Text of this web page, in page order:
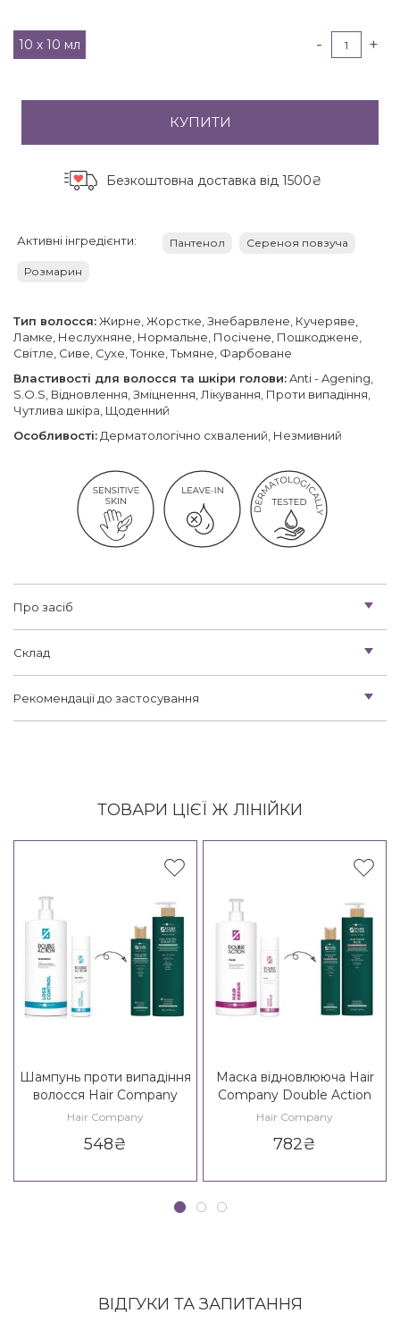
10 х 10 мл - +
КУПИТИ
Безкоштовна доставка від 1500₴
Активні інгредієнти: Пантенол Сереноя повзуча
Розмарин
Тип волосся:Жирне, Жорстке, Знебарвлене, Кучеряве,
Ламке, Неслухняне, Нормальне, Посічене, Пошкоджене,
Світле, Сиве, Сухе, Тонке, Тьмяне, Фарбоване
Властивості для волосся та шкіри голови:Anti - Agening,
S.O.S, Відновлення, Зміцнення, Лікування, Проти випадіння,
Чутлива шкіра, Щоденний
Особливості: Дерматологічно схвалений, Незмивний
Про засіб
Склад
Рекомендації до застосування
ТОВАРИ ЦІЄЇ Ж ЛІНІЙКИ
Шампунь проти випадіння
волосся Hair Company
Double Action Vitalize Loss
Hair Company
548₴
Маска відновлююча Hair
Company Double Action
Regenerate Hair Repair
Hair Company
782₴
ВІДГУКИ ТА ЗАПИТАННЯ